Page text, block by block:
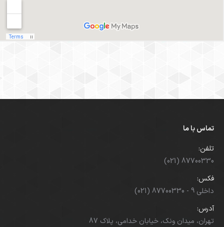
تماس با ما
تلفن:
(021) 87700330
فکس:
(021) 87700330 - داخلی 9
آدرس:
تهران، میدان ونک، خیابان خدامی، پلاک 87